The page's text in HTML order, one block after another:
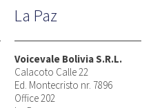
La Paz
Voicevale Bolivia S.R.L.
Calacoto Calle 22
Ed. Montecristo nr. 7896
Office 202